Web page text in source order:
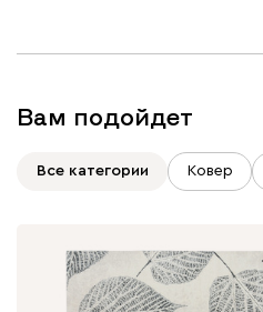
Вам подойдет
Все категории Ковер